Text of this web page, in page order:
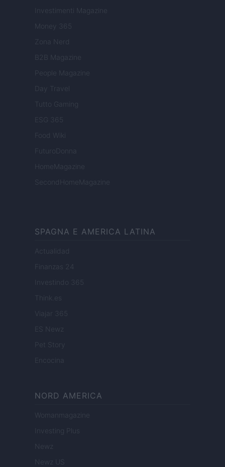
Investimenti Magazine
Money 365
Zona Nerd
B2B Magazine
People Magazine
Day Travel
Tutto Gaming
ESG 365
Food Wiki
FuturoDonna
HomeMagazine
SecondHomeMagazine
SPAGNA E AMERICA LATINA
Actualidad
Finanzas 24
Investindo 365
Think.es
Viajar 365
ES Newz
Pet Story
Encocina
NORD AMERICA
Womanmagazine
Investing Plus
Newz
Newz US